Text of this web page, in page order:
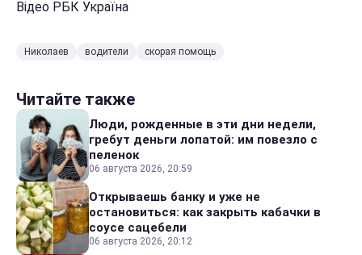
Відео РБК Україна
Николаев водители скорая помощь
Читайте также
Люди, рожденные в эти дни недели,
гребут деньги лопатой: им повезло с
пеленок
06 августа 2026, 20:59
Открываешь банку и уже не
остановиться: как закрыть кабачки в
соусе сацебели
06 августа 2026, 20:12